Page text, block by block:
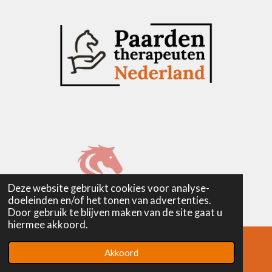
Deze website gebruikt cookies voor analyse-
doeleinden en/of het tonen van advertenties.
Door gebruik te blijven maken van de site gaat u
hiermee akkoord.
Akkoord
1
2
6
4
3
6
r
r
n
r
r
e
r
r
e
r
r
e
n
© 2026 Paardentherapeuten Nederland is een onderdeel
vanEquiTine - Marketingcommunicatie